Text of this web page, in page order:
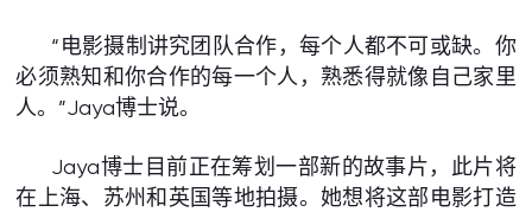
“电影摄制讲究团队合作，每个人都不可或缺。你
必须熟知和你合作的每一个人，熟悉得就像自己家里
人。”Jaya博士说。
Jaya博士目前正在筹划一部新的故事片，此片将
在上海、苏州和英国等地拍摄。她想将这部电影打造